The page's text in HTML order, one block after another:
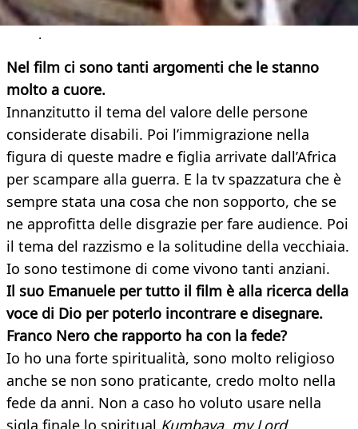
.
Nel film ci sono tanti argomenti che le stanno
molto a cuore.
Innanzitutto il tema del valore delle persone
considerate disabili. Poi l’immigrazione nella
figura di queste madre e figlia arrivate dall’Africa
per scampare alla guerra. E la tv spazzatura che è
sempre stata una cosa che non sopporto, che se
ne approfitta delle disgrazie per fare audience. Poi
il tema del razzismo e la solitudine della vecchiaia.
Io sono testimone di come vivono tanti anziani.
Il suo Emanuele per tutto il film è alla ricerca della
voce di Dio per poterlo incontrare e disegnare.
Franco Nero che rapporto ha con la fede?
Io ho una forte spiritualità, sono molto religioso
anche se non sono praticante, credo molto nella
fede da anni. Non a caso ho voluto usare nella
sigla finale lo spiritual Kumbaya, my Lord,